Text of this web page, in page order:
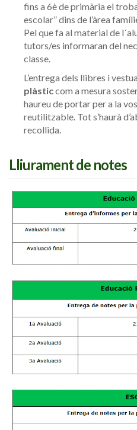
fins a 6è de primària el
escolar” dins de l’àrea
Pel que fa al material de
tutors/es informaran del
classe.
L’entrega dels llibres i
plàsticcom a mesura
haureu de portar per a la
reutilitzable. Tot s’haurà
recollida.
Lliurament de notes